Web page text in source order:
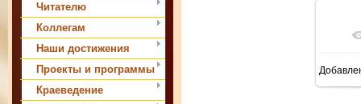
Читателю
Коллегам
Наши достижения
Проекты и программы
Краеведение